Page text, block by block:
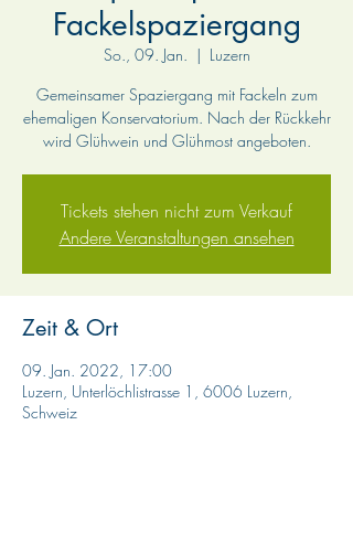
Fackelspaziergang
So., 09. Jan.
  |
Luzern
Gemeinsamer Spaziergang mit Fackeln zum
ehemaligen Konservatorium. Nach der Rückkehr
wird Glühwein und Glühmost angeboten.
Tickets stehen nicht zum Verkauf
Andere Veranstaltungen ansehen
Zeit & Ort
09. Jan. 2022, 17:00
Luzern, Unterlöchlistrasse 1, 6006 Luzern,
Schweiz